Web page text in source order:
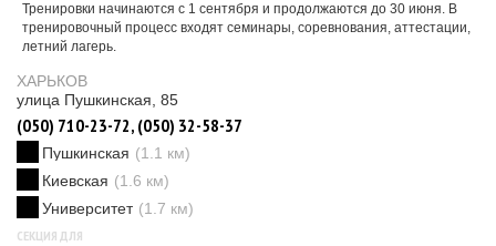
Тренировки начинаются с 1 сентября и продолжаются до 30 июня. В
тренировочный процесс входят семинары, соревнования, аттестации,
летний лагерь.
ХАРЬКОВ
улица Пушкинская, 85
(050) 710-23-72, (050) 32-58-37
Пушкинская (1.1 км)
Киевская (1.6 км)
Университет (1.7 км)
СЕКЦИЯ ДЛЯ